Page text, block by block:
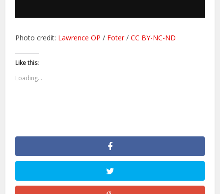
Photo credit: Lawrence OP / Foter/CC BY-NC-ND
Like this:
Loading...